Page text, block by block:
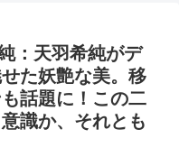
：天羽希純がデ
た妖艶な美。移
話題に！この二
識か、それとも